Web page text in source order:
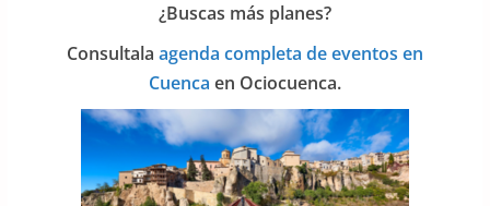
¿Buscas más planes?
Consultala agenda completa de eventos en
Cuenca en Ociocuenca.